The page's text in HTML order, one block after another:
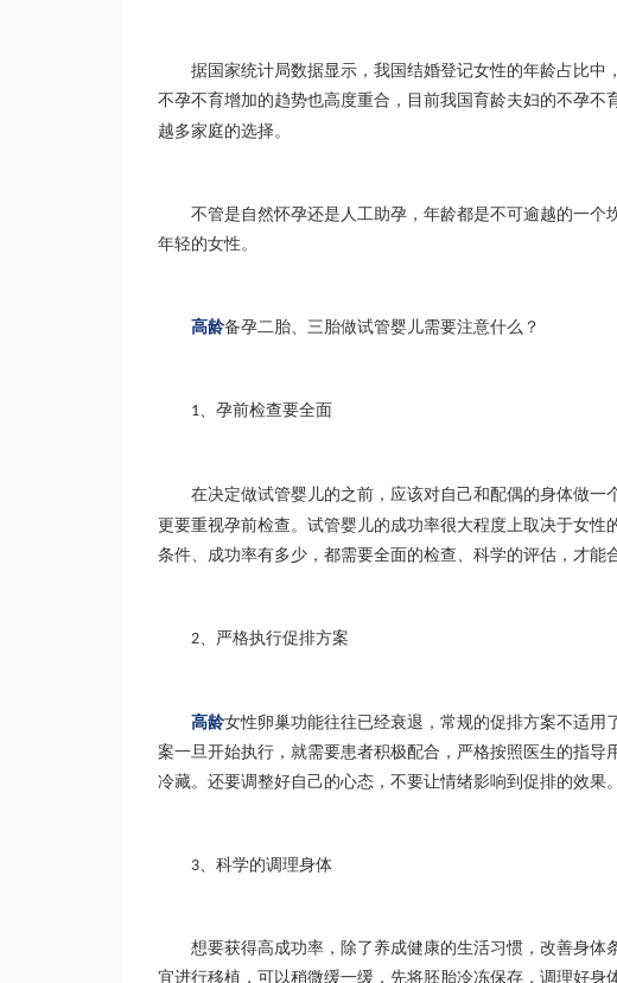
据国家统计局数据显示，我国结婚登记女性的年龄占比中，
不孕不育增加的趋势也高度重合，目前我国育龄夫妇的不孕不
越多家庭的选择。
不管是自然怀孕还是人工助孕，年龄都是不可逾越的一个
年轻的女性。
高龄备孕二胎、三胎做试管婴儿需要注意什么？
1、孕前检查要全面
在决定做试管婴儿的之前，应该对自己和配偶的身体做一
更要重视孕前检查。试管婴儿的成功率很大程度上取决于女
条件、成功率有多少，都需要全面的检查、科学的评估，才能
2、严格执行促排方案
高龄女性卵巢功能往往已经衰退，常规的促排方案不适
案一旦开始执行，就需要患者积极配合，严格按照医生的指
冷藏。还要调整好自己的心态，不要让情绪影响到促排的效果。
3、科学的调理身体
想要获得高成功率，除了养成健康的生活习惯，改善身
宜进行移植，可以稍微缓一缓，先将胚胎冷冻保存，调理好